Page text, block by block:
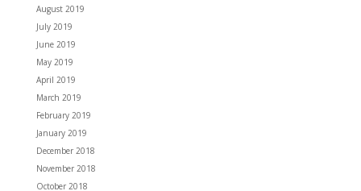
August 2019
July 2019
June 2019
May 2019
April 2019
March 2019
February 2019
January 2019
December 2018
November 2018
October 2018